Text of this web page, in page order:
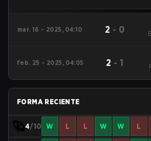
mar. 16 - 2025, 04:10 2 - 0
feb. 25 - 2025, 04:05 2 - 1
FORMA RECIENTE
4/10 W L L W W L